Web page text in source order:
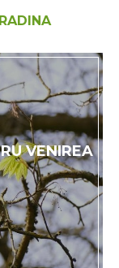
VENIREA